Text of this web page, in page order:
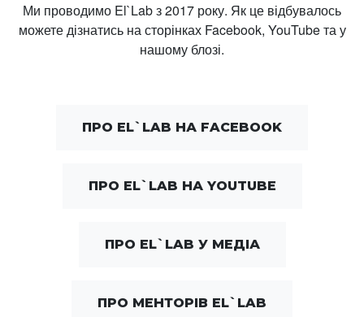
Ми проводимо El`Lab з 2017 року. Як це відбувалось
можете дізнатись на сторінках Facebook, YouTube та у
нашому блозі.
ПРО EL`LAB НА FACEBOOK
ПРО EL`LAB НА YOUTUBE
ПРО EL`LAB У МЕДІА
ПРО МЕНТОРІВ EL`LAB